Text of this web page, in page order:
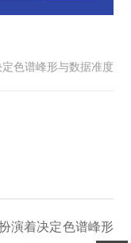
色谱峰形与数据准度
演着决定色谱峰形